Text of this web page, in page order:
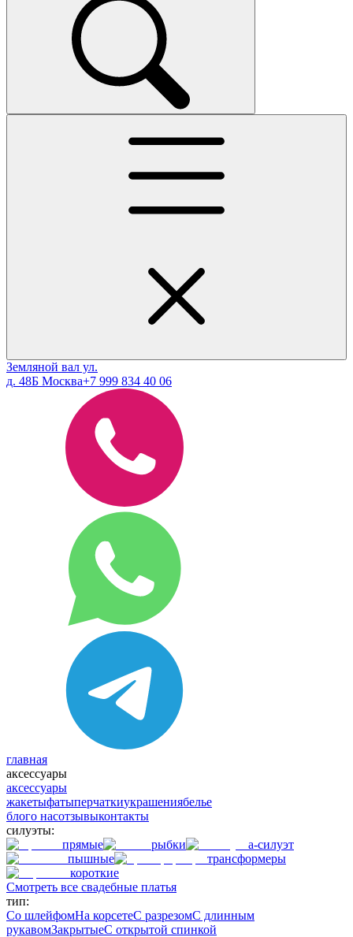
Земляной вал ул.
д. 48Б Москва+7 999 834 40 06
главная
аксессуары
аксессуары
жакетыфатыперчаткиукрашениябелье
блого насотзывыконтакты
силуэты:
прямые
рыбки
а-силуэт
пышные
трансформеры
короткие
Смотреть все свадебные платья
тип:
Со шлейфомНа корсетеС разрезомС длинным
рукавомЗакрытыеС открытой спинкой